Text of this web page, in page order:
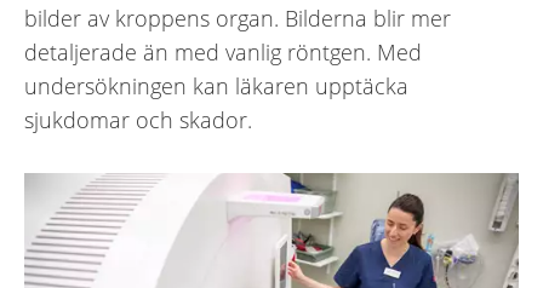
bilder av kroppens organ. Bilderna blir mer
detaljerade än med vanlig röntgen. Med
undersökningen kan läkaren upptäcka
sjukdomar och skador.